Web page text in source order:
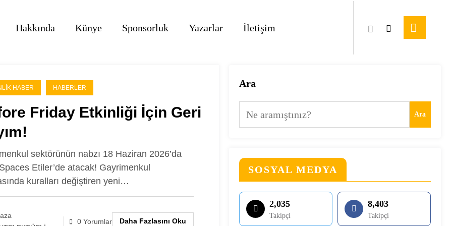
Hakkında Künye Sponsorluk Yazarlar İletişim
HABER HABERLER
Friday Etkinliği İçin Geri
sektörünün nabzı 18 Haziran 2026’da
Etiler’de atacak! Gayrimenkul
kuralları değiştiren yeni…
0 Yorumlar Daha Fazlasını Oku
Ara
Ara
SOSYAL MEDYA
2,035
Takipçi
8,403
Takipçi